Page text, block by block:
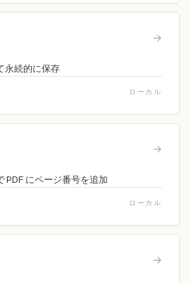
→
永続的に保存
ローカル
→
PDF にページ番号を追加
ローカル
→